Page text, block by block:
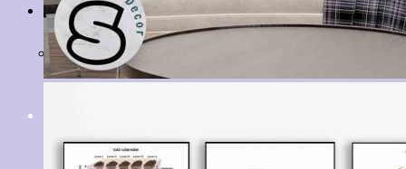
Giỏ hàng
Chưa có sản phẩm trong giỏ hàng.